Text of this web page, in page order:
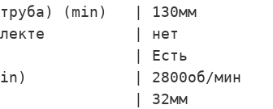
труба) (min)   | 130мм
| нет
| Есть
(min)            | 2800об/мин
| 32мм